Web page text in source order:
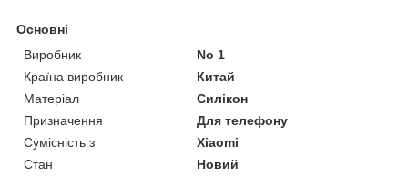
Основні
Виробник
No 1
Країна виробник
Китай
Матеріал
Силікон
Призначення
Для телефону
Сумісність з
Xiaomi
Стан
Новий